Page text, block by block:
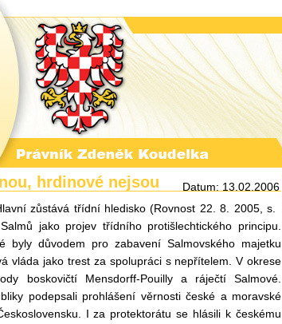
Datum: 13.02.2006
hrdinové nejsou
zůstává třídní hledisko (Rovnost 22. 8. 2005, s.
jako projev třídního protišlechtického principu.
byly důvodem pro zabavení Salmovského majetku
vláda jako trest za spolupráci s nepřítelem. V okrese
boskovičtí Mensdorff-Pouilly a ráječtí Salmové.
podepsali prohlášení věrnosti české a moravské
I za protektorátu se hlásili k českému